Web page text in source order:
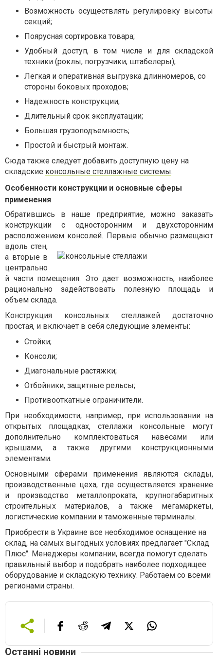
Возможность осуществлять регулировку высоты
секций;
Поярусная сортировка товара;
Удобный доступ, в том числе и для складской
техники (роклы, погрузчики, штабелеры);
Легкая и оперативная выгрузка длинномеров, со
стороны боковых проходов;
Надежность конструкции;
Длительный срок эксплуатации;
Большая грузоподъемность;
Простой и быстрый монтаж.
Сюда также следует добавить доступную цену на
складские консольные стеллажные системы.
Особенности конструкции и основные сферы
применения
Обратившись в наше предприятие, можно заказать
конструкции с односторонним и двухсторонним
расположением консолей. Первые обычно размещают
вдоль стен,
а вторые в
центрально
й части помещения. Это дает возможность, наиболее
рационально задействовать полезную площадь и
объем склада.
Конструкция консольных стеллажей достаточно
простая, и включает в себя следующие элементы:
Стойки;
Консоли;
Диагональные растяжки;
Отбойники, защитные рельсы;
Противооткатные ограничители.
При необходимости, например, при использовании на
открытых площадках, стеллажи консольные могут
дополнительно комплектоваться навесами или
крышами, а также другими конструкционными
элементами.
Основными сферами применения являются склады,
производственные цеха, где осуществляется хранение
и производство металлопроката, крупногабаритных
строительных материалов, а также мегамаркеты,
логистические компании и таможенные терминалы.
Приобрести в Украине все необходимое оснащение на
склад, на самых выгодных условиях предлагает "Склад
Плюс". Менеджеры компании, всегда помогут сделать
правильный выбор и подобрать наиболее подходящее
оборудование и складскую технику. Работаем со всеми
регионами страны.
Останні новини